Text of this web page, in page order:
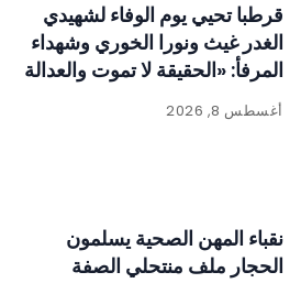
قرطبا تحيي يوم الوفاء لشهيدي
الغدر غيث ونورا الخوري وشهداء
المرفأ: «الحقيقة لا تموت والعدالة
لا بد أن تتحقق
أغسطس 8, 2026
نقباء المهن الصحية يسلمون
الحجار ملف منتحلي الصفة